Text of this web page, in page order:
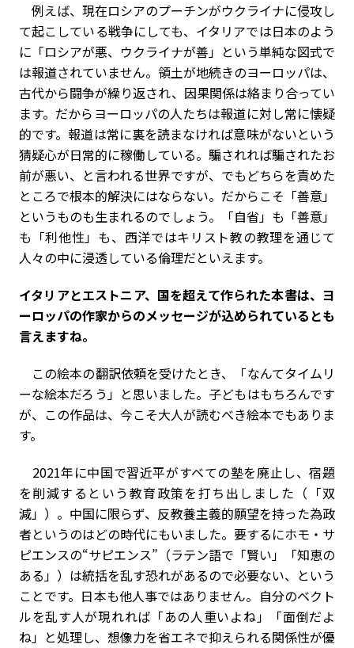
例えば、現在ロシアのプーチンがウクライナに侵攻し
て起こしている戦争にしても、イタリアでは日本のよう
に「ロシアが悪、ウクライナが善」という単純な図式で
は報道されていません。領土が地続きのヨーロッパは、
古代から闘争が繰り返され、因果関係は絡まり合ってい
ます。だからヨーロッパの人たちは報道に対し常に懐疑
的です。報道は常に裏を読まなければ意味がないという
猜疑心が日常的に稼働している。騙されれば騙されたお
前が悪い、と言われる世界ですが、でもどちらを責めた
ところで根本的解決にはならない。だからこそ「善意」
というものも生まれるのでしょう。「自省」も「善意」
も「利他性」も、西洋ではキリスト教の教理を通じて
人々の中に浸透している倫理だといえます。
――イタリアとエストニア、国を超えて作られた本書は、ヨ
ーロッパの作家からのメッセージが込められているとも
言えますね。
この絵本の翻訳依頼を受けたとき、「なんてタイムリ
ーな絵本だろう」と思いました。子どもはもちろんです
が、この作品は、今こそ大人が読むべき絵本でもありま
す。
2021年に中国で習近平がすベての塾を廃止し、宿題
を削減するという教育政策を打ち出しました（「双
減」）。中国に限らず、反教養主義的願望を持った為政
者というのはどの時代にもいました。要するにホモ・サ
ピエンスの“サピエンス”（ラテン語で「賢い」「知恵の
ある」）は統括を乱す恐れがあるので必要ない、という
ことです。日本も他人事ではありません。自分のベクト
ルを乱す人が現れれば「あの人重いよね」「面倒だよ
ね」と処理し、想像力を省エネで抑えられる関係性が優